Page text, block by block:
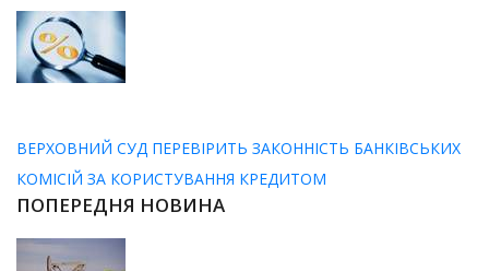
ВЕРХОВНИЙ СУД ПЕРЕВІРИТЬ ЗАКОННІСТЬ БАНКІВСЬКИХ
КОМІСІЙ ЗА КОРИСТУВАННЯ КРЕДИТОМ
ПОПЕРЕДНЯ НОВИНА